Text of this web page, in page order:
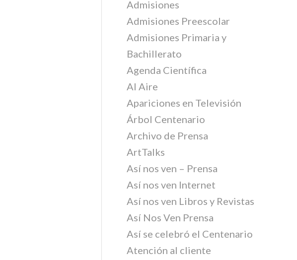
Admisiones
Admisiones Preescolar
Admisiones Primaria y
Bachillerato
Agenda Científica
Al Aire
Apariciones en Televisión
Árbol Centenario
Archivo de Prensa
ArtTalks
Así nos ven – Prensa
Así nos ven Internet
Así nos ven Libros y Revistas
Así Nos Ven Prensa
Así se celebró el Centenario
Atención al cliente